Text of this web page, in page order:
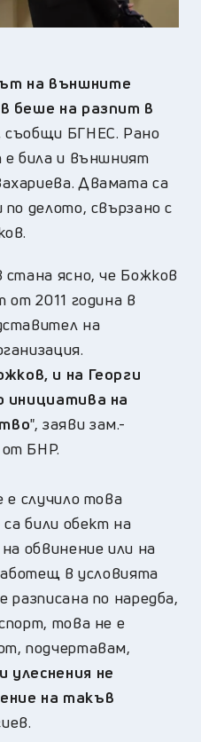
на външните
беше на разпит в
съобщи БГНЕС. Рано
е била и външният
Двамата са
делото, свързано с
ясно, че Божков
от 2011 година в
на
и на Георги
инициатива на
", заяви зам.-
БНР.
случило това
били обект на
обвинение или на
в условията
по наредба,
това не е
подчертавам,
улеснения не
на такъв